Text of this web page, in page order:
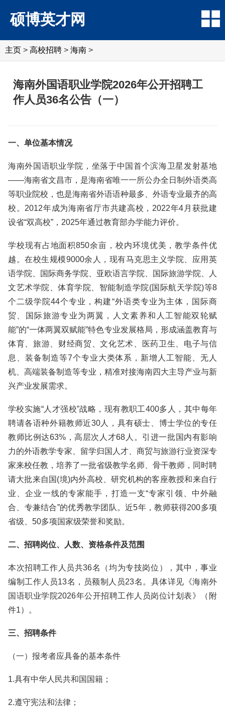
硕博英才网
主页 > 高校招聘 > 海南 >
海南外国语职业学院2026年公开招聘工
作人员36名公告（一）
一、单位基本情况
海南外国语职业学院，坐落于中国首个滨海卫星发射基地
——海南省文昌市，是海南省唯一一所公办全日制外语类高
等职业院校，也是海南省外语语种最多、外语专业最齐的高
校。2012年成为海南省厅市共建高校，2022年4月获批建
设省“双高校”，2025年通过教育部办学能力评价。
学校现有占地面积850余亩，校内环境优美，教学条件优
越。在校生规模9000余人，现有马克思主义学院、应用英
语学院、国际商务学院、亚欧语言学院、国际旅游学院、人
文艺术学院、体育学院、智能制造学院(国际航天学院)等8
个二级学院44个专业，构建“外语类专业为主体，国际商
贸、国际旅游专业为两翼，人文素养和人工智能双轮赋
能”的“一体两翼双赋能”特色专业发展格局，形成涵盖教育与
体育、旅游、财经商贸、文化艺术、医药卫生、电子与信
息、装备制造等7个专业大类体系，新增人工智能、无人
机、高端装备制造等专业，精准对接海南四大主导产业与新
兴产业发展需求。
学校实施“人才强校”战略，现有教职工400多人，其中每年
聘请各语种外籍教师近30人，具有硕士、博士学位的专任
教师比例达63%，高层次人才68人。引进一批国内有影响
力的外语教学专家、留学归国人才、商贸与旅游行业资深专
家来校任教，培养了一批省级教学名师、骨干教师，同时聘
请大批来自国(境)内外高校、研究机构的客座教授和来自行
业、企业一线的专家能手，打造一支“专家引领、中外融
合、专兼结合”的优秀教学团队。近5年，教师获得200多项
省级、50多项国家级荣誉和奖励。
二、招聘岗位、人数、资格条件及范围
本次招聘工作人员共36名（均为专技岗位），其中，事业
编制工作人员13名，员额制人员23名。具体详见《海南外
国语职业学院2026年公开招聘工作人员岗位计划表》（附
件1）。
三、招聘条件
（一）报考者应具备的基本条件
1.具有中华人民共和国国籍；
2.遵守宪法和法律；